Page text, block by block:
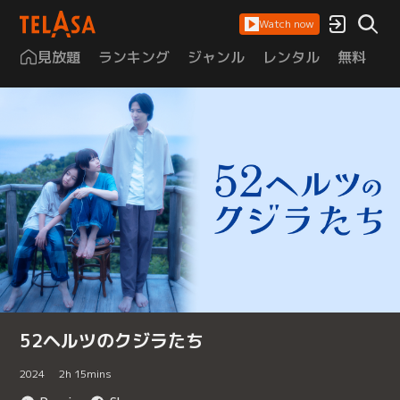
Watch now
見放題 ランキング ジャンル レンタル 無料
52ヘルツのクジラたち
2024 2h 15mins